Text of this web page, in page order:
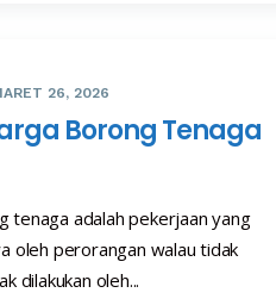
26, 2026
Borong Tenaga
tenaga adalah pekerjaan yang
oleh perorangan walau tidak
dilakukan oleh...